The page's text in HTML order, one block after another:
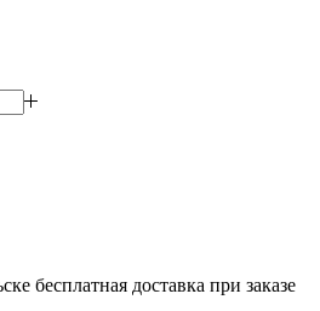
бесплатная доставка при заказе